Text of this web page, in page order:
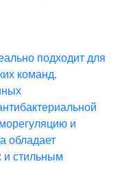
подходит для
команд.
и
обладает
и стильным